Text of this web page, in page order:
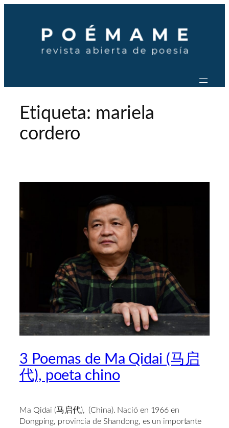
contenido
Etiqueta: mariela
cordero
3 Poemas de Ma Qidai (马启
代), poeta chino
Ma Qidai (马启代), (China). Nació en 1966 en
Dongping, provincia de Shandong, es un importante